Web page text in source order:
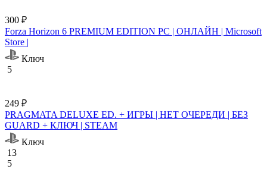
300 ₽
Forza Horizon 6 PREMIUM EDITION PC | ОНЛАЙН | Microsoft
Store |
Ключ
5
249 ₽
PRAGMATA DELUXE ED. + ИГРЫ | НЕТ ОЧЕРЕДИ | БЕЗ
GUARD + КЛЮЧ | STEAM
Ключ
13
5